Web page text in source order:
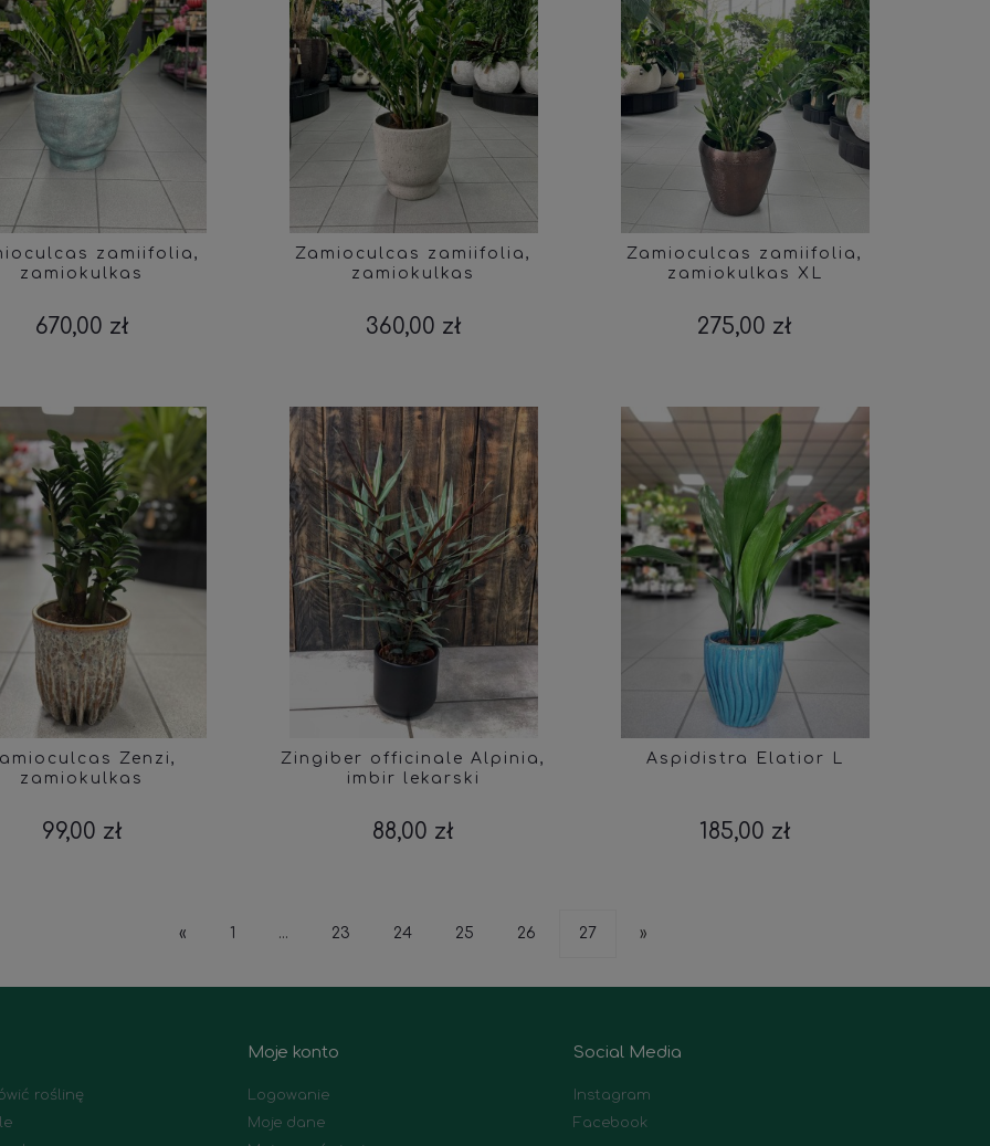
zamiifolia,
zamiokulkas
670,00 zł
Zamioculcas zamiifolia,
zamiokulkas
360,00 zł
Zamioculcas zamiifolia,
zamiokulkas XL
275,00 zł
Zenzi,
zamiokulkas
99,00 zł
Zingiber officinale Alpinia,
imbir lekarski
88,00 zł
Aspidistra Elatior L
185,00 zł
« 1 ... 23 24 25 26 27 »
roślinę
Moje konto
Logowanie
Moje dane
Social Media
Instagram
Facebook